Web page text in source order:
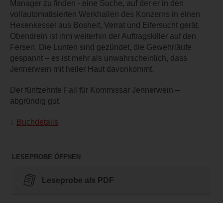
Manager zu finden - eine Suche, auf der er in den
vollautomatisierten Werkhallen des Konzerns in einen
Hexenkessel aus Bosheit, Verrat und Eifersucht gerät.
Obendrein ist ihm weiterhin der Auftragskiller auf den
Fersen. Die Lunten sind gezündet, die Gewehrläufe
gespannt – es ist mehr als unwahrscheinlich, dass
Jennerwein mit heiler Haut davonkommt.
Der fünfzehnte Fall für Kommissar Jennerwein –
abgründig gut.
Buchdetails
LESEPROBE ÖFFNEN
Leseprobe als PDF